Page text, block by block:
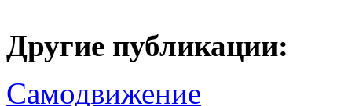
Другие публикации:
Самодвижение